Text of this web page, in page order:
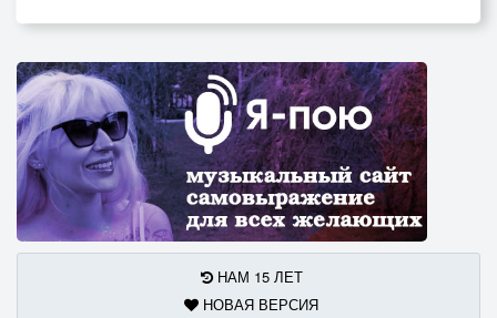
НАМ 15 ЛЕТ
НОВАЯ ВЕРСИЯ